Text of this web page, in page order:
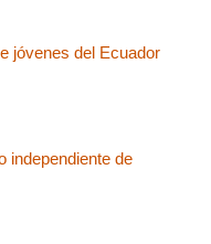
jóvenes del Ecuador
independiente de